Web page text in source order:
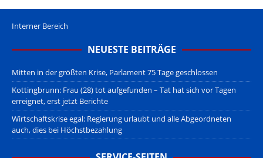
Interner Bereich
NEUESTE BEITRÄGE
Mitten in der größten Krise, Parlament 75 Tage geschlossen
Kottingbrunn: Frau (28) tot aufgefunden – Tat hat sich vor Tagen
erreignet, erst jetzt Berichte
Wirtschaftskrise egal: Regierung urlaubt und alle Abgeordneten
auch, dies bei Höchstbezahlung